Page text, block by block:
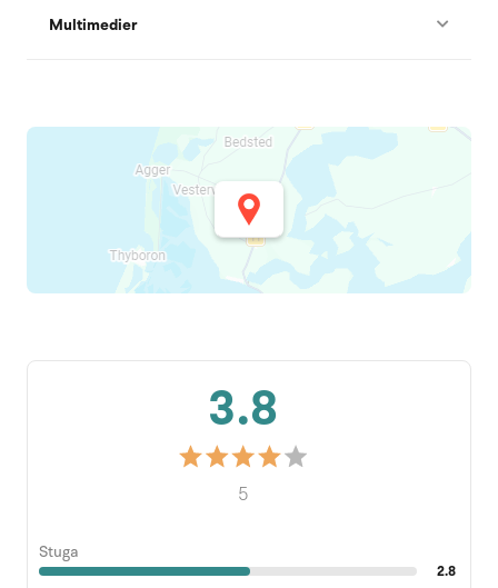
Multimedier
3.8
5
Stuga
2.8